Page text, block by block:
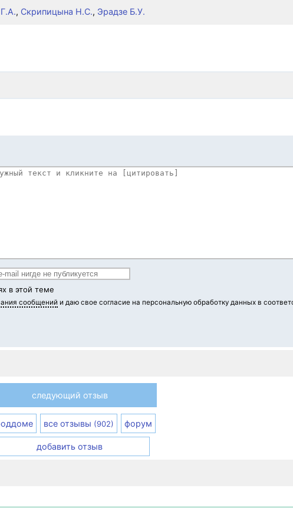
, Скрипицына Н.С., Эрадзе Б.У.
в этой теме
сообщений и даю свое согласие на персональную обработку данных в
следующий отзыв
все отзывы (902) форум
добавить отзыв